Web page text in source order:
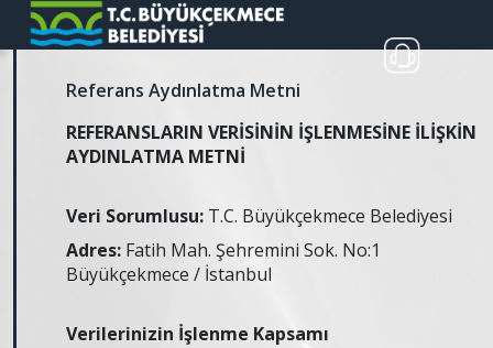
Referans Aydınlatma Metni
REFERANSLARIN VERİSİNİN İŞLENMESİNE İLİŞKİN
AYDINLATMA METNİ
Veri Sorumlusu: T.C. Büyükçekmece Belediyesi
Adres: Fatih Mah. Şehremini Sok. No:1
Büyükçekmece / İstanbul
Verilerinizin İşlenme Kapsamı